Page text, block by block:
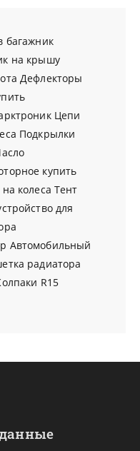
багажник
на крышу
Дефлекторы
Цепи
Подкрылки
купить
колеса Тент
для
Автомобильный
радиатора
R15